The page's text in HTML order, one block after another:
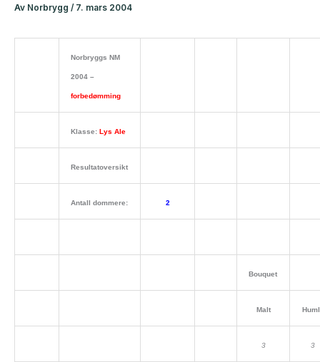
Av Norbrygg / 7. mars 2004
Norbryggs NM
2004 –
forbedømming
Klasse:Lys Ale
Resultatoversikt
Antall dommere: 2
Bouquet
Malt
3 3